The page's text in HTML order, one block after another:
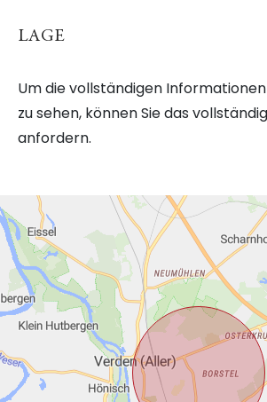
LAGE
Um die vollständigen
zu sehen, können Sie das
anfordern.